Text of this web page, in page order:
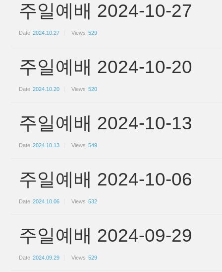
주일예배 2024-10-27
Date 2024.10.27 Views 529
주일예배 2024-10-20
Date 2024.10.20 Views 520
주일예배 2024-10-13
Date 2024.10.13 Views 549
주일예배 2024-10-06
Date 2024.10.06 Views 532
주일예배 2024-09-29
Date 2024.09.29 Views 529